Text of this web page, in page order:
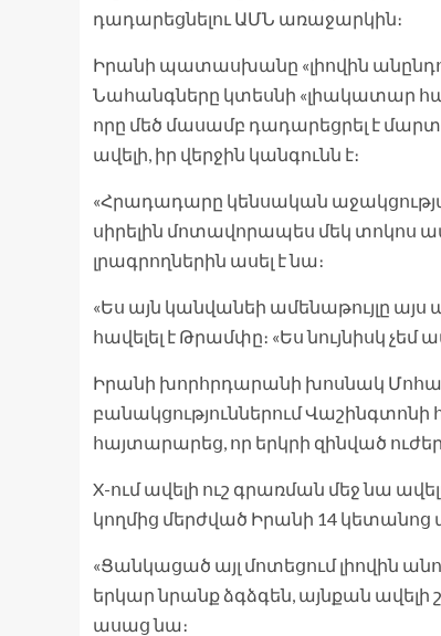
դադարեցնելու ԱՄՆ առաջարկին։
Իրանի պատասխանը «լիովին
Նահանգները կտեսնի «լիակատար
որը մեծ մասամբ դադարեցրել է
ավելի, իր վերջին կանգունն է։
«Հրադադարը կենսական
սիրելին մոտավորապես մեկ տոկոս
լրագրողներին ասել է նա։
«Ես այն կանվանեի ամենաթույլը այս
հավելել է Թրամփը։ «Ես նույնիսկ չեմ
Իրանի խորհրդարանի խոսնակ
բանակցություններում
հայտարարեց, որ երկրի զինված
X-ում ավելի ուշ գրառման մեջ նա
կողմից մերժված Իրանի 14
«Ցանկացած այլ մոտեցում լիովին
երկար նրանք ձգձգեն, այնքան
ասաց նա։